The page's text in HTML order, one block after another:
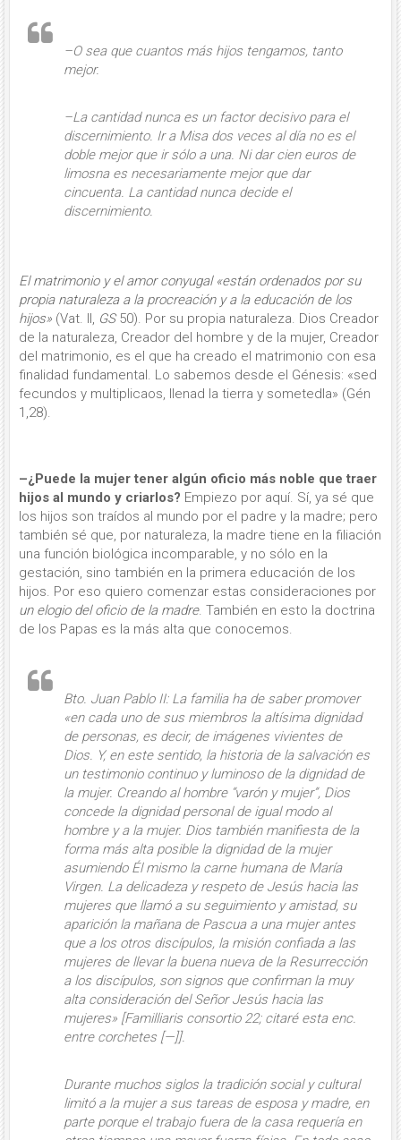
–O sea que cuantos más hijos tengamos, tanto
mejor.
–La cantidad nunca es un factor decisivo para el
discernimiento. Ir a Misa dos veces al día no es el
doble mejor que ir sólo a una. Ni dar cien euros de
limosna es necesariamente mejor que dar
cincuenta. La cantidad nunca decide el
discernimiento.
El matrimonio y el amor conyugal «están ordenados por su
propia naturaleza a la procreación y a la educación de los
hijos» (Vat. II, GS50). Por su propia naturaleza. Dios Creador
de la naturaleza, Creador del hombre y de la mujer, Creador
del matrimonio, es el que ha creado el matrimonio con esa
finalidad fundamental. Lo sabemos desde el Génesis: «sed
fecundos y multiplicaos, llenad la tierra y sometedla» (Gén
1,28).
–¿Puede la mujer tener algún oficio más noble que traer
hijos al mundo y criarlos? Empiezo por aquí. Sí, ya sé que
los hijos son traídos al mundo por el padre y la madre; pero
también sé que, por naturaleza, la madre tiene en la filiación
una función biológica incomparable, y no sólo en la
gestación, sino también en la primera educación de los
hijos. Por eso quiero comenzar estas consideraciones por
un elogio del oficio de la madre. También en esto la doctrina
de los Papas es la más alta que conocemos.
Bto. Juan Pablo II: La familia ha de saber promover
«en cada uno de sus miembros la altísima dignidad
de personas, es decir, de imá­genes vivientes de
Dios. Y, en este sentido, la historia de la salvación es
un testimonio continuo y luminoso de la dignidad de
la mujer. Creando al hom­bre “varón y mujer”, Dios
concede la digni­dad personal de igual modo al
hombre y a la mujer. Dios también manifiesta de la
forma más alta posible la dignidad de la mujer
asumiendo Él mismo la carne humana de María
Virgen. La delicadeza y respeto de Jesús hacia las
mujeres que llamó a su seguimiento y amistad, su
aparición la mañana de Pascua a una mujer antes
que a los otros discípulos, la misión confiada a las
mujeres de lle­var la buena nueva de la Resurrección
a los discípulos, son signos que confir­man la muy
alta consideración del Se­ñor Jesús hacia las
mujeres» [Familliaris consortio22; citaré esta enc.
entre corchetes [—]].
Durante muchos siglos la tradición social y cultural
limitó a la mujer a sus tareas de esposa y madre, en
parte porque el trabajo fuera de la casa requería en